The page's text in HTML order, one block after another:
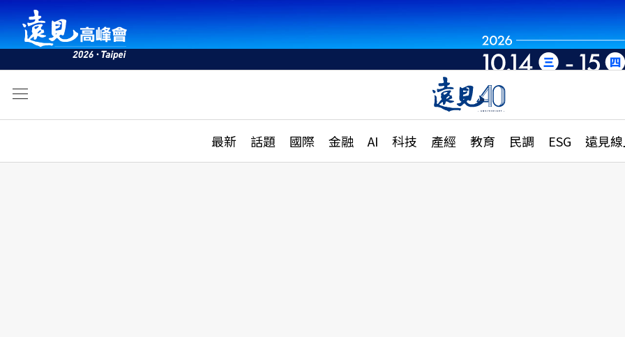
最新 話題 國際 金融 AI 科技 產經 教育 民調 ESG 遠見
活動
話題
國際
特輯
大學升學、職涯攻略
縣市施政調查全解析